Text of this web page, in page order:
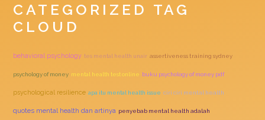
CATEGORIZED TAG
CLOUD
behavioral psychology tes mental health unair assertiveness training sydney
psychology of money mental health test online buku psychology of money pdf
psychological resilience apa itu mental health issue ciri ciri mental health
quotes mental health dan artinya penyebab mental health adalah